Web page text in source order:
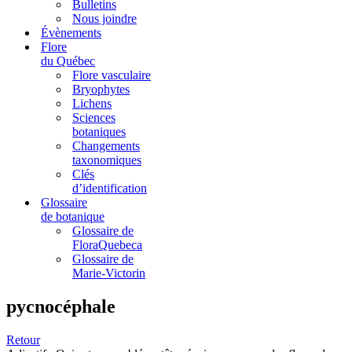
Bulletins
Nous joindre
Évènements
Flore
du Québec
Flore vasculaire
Bryophytes
Lichens
Sciences
botaniques
Changements
taxonomiques
Clés
d’identification
Glossaire
de botanique
Glossaire de
FloraQuebeca
Glossaire de
Marie-Victorin
pycnocéphale
Retour